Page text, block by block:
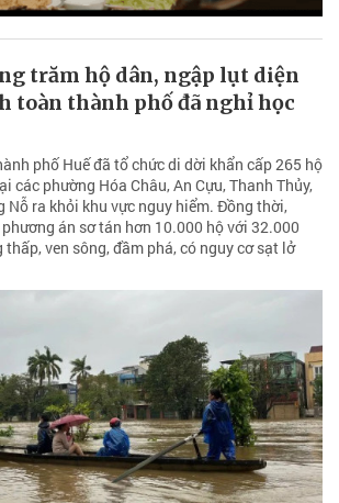
trăm hộ dân, ngập lụt diện
toàn thành phố đã nghỉ học
phố Huế đã tổ chức di dời khẩn cấp 265 hộ
các phường Hóa Châu, An Cựu, Thanh Thủy,
Nỗ ra khỏi khu vực nguy hiểm. Đồng thời,
án sơ tán hơn 10.000 hộ với 32.000
ven sông, đầm phá, có nguy cơ sạt lở